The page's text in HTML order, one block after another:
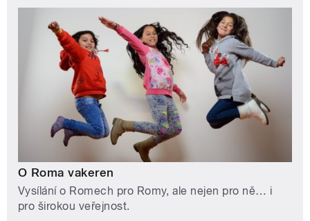
O Roma vakeren
Vysílání o Romech pro Romy, ale nejen pro ně… i
pro širokou veřejnost.